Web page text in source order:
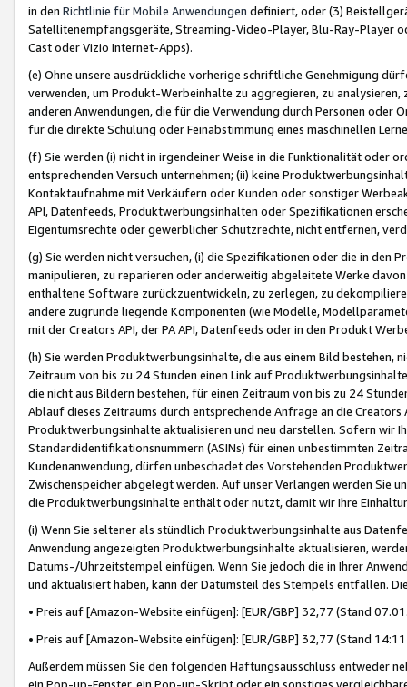
in den Richtlinie für Mobile Anwendungen definiert, oder (3)
Satellitenempfangsgeräte, Streaming-Video-Player, Blu-Ray-Player
Cast oder Vizio Internet-Apps).
(e) Ohne unsere ausdrückliche vorherige schriftliche Genehmigung
verwenden, um Produkt-Werbeinhalte zu aggregieren, zu
anderen Anwendungen, die für die Verwendung durch Personen
für die direkte Schulung oder Feinabstimmung eines maschinellen
(f) Sie werden (i) nicht in irgendeiner Weise in die Funktionalität oder
entsprechenden Versuch unternehmen; (ii) keine
Kontaktaufnahme mit Verkäufern oder Kunden oder sonstiger
API, Datenfeeds, Produktwerbungsinhalten oder Spezifikationen
Eigentumsrechte oder gewerblicher Schutzrechte, nicht entfernen,
(g) Sie werden nicht versuchen, (i) die Spezifikationen oder die in
manipulieren, zu reparieren oder anderweitig abgeleitete Werke
enthaltene Software zurückzuentwickeln, zu zerlegen, zu
andere zugrunde liegende Komponenten (wie Modelle,
mit der Creators API, der PA API, Datenfeeds oder in den Produkt
(h) Sie werden Produktwerbungsinhalte, die aus einem Bild bestehen,
Zeitraum von bis zu 24 Stunden einen Link auf
die nicht aus Bildern bestehen, für einen Zeitraum von bis zu 24
Ablauf dieses Zeitraums durch entsprechende Anfrage an die
Produktwerbungsinhalte aktualisieren und neu darstellen. Sofern wir
Standardidentifikationsnummern (ASINs) für einen unbestimmten
Kundenanwendung, dürfen unbeschadet des Vorstehenden
Zwischenspeicher abgelegt werden. Auf unser Verlangen werden Sie
die Produktwerbungsinhalte enthält oder nutzt, damit wir Ihre
(i) Wenn Sie seltener als stündlich Produktwerbungsinhalte aus
Anwendung angezeigten Produktwerbungsinhalte aktualisieren,
Datums-/Uhrzeitstempel einfügen. Wenn Sie jedoch die in Ihrer
und aktualisiert haben, kann der Datumsteil des Stempels entfallen.
• Preis auf [Amazon-Website einfügen]: [EUR/GBP] 32,77 (Stand
• Preis auf [Amazon-Website einfügen]: [EUR/GBP] 32,77 (Stand
Außerdem müssen Sie den folgenden Haftungsausschluss entweder
ein Pop-up-Fenster, ein Pop-up-Skript oder ein sonstiges